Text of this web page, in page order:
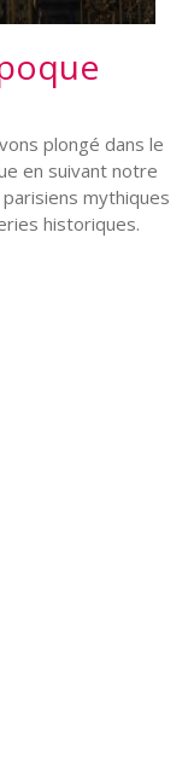
plongé dans le
en suivant notre
mythiques
historiques.